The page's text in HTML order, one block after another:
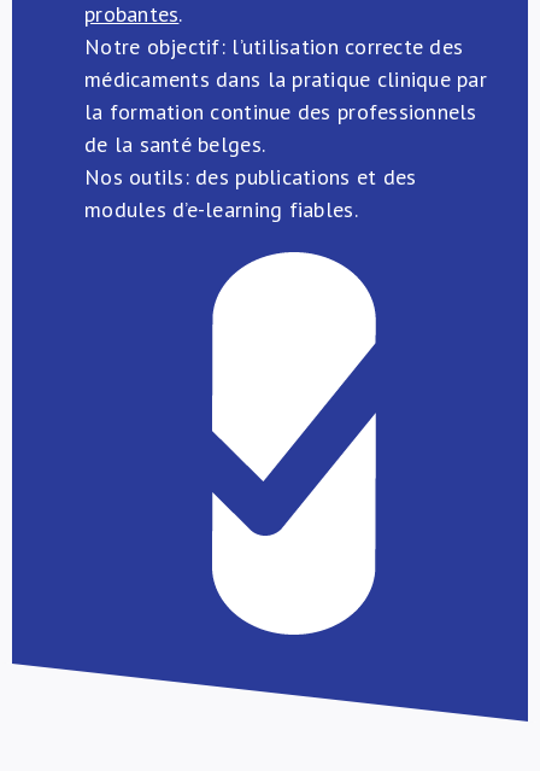
probantes.
Notre objectif: l’utilisation correcte des
médicaments dans la pratique clinique par
la formation continue des professionnels
de la santé belges.
Nos outils: des publications et des
modules d’e-learning fiables.